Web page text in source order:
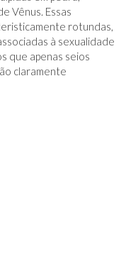
Vênus. Essas
rotundas,
à sexualidade
que apenas seios
claramente